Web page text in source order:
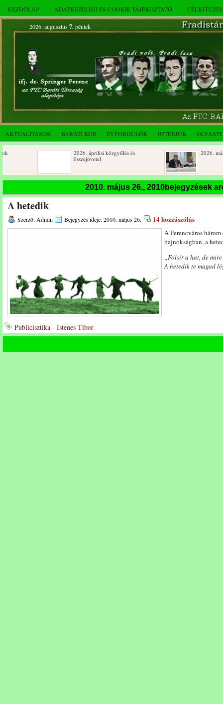
KEZDŐLAP ADATKEZELÉSI ÉS COOKIE TÁJÉKOZTATÓ
2026. augusztus 7.péntek
AKTUALITÁSOK BARÁTI KÖR ÉVFORDULÓK INTERJÚK
2026. áprilisi közgyűlés és
2026. márciusi
Születésnapi koszorúzások
Rendkívüli
novemberi
Az FTC Baráti Kör 2025. októberi
összejövetel
2010. május 26., 2010bejegyzések
A hetedik
Szerző: Admin Bejegyzés ideje: 2010. május 26. 14 hozzászólás
A Ferencváros
bajnokságban, a
„Fölsír a hat, de mire
A hetedik te magad
Publicisztika - Istenes Tibor